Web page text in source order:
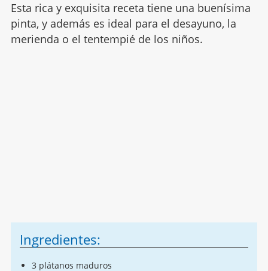
Esta rica y exquisita receta tiene una buenísima
pinta, y además es ideal para el desayuno, la
merienda o el tentempié de los niños.
Ingredientes:
3 plátanos maduros